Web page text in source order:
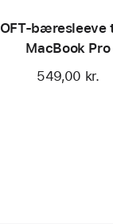
bæresleeve
MacBook Pro
549,00 kr.